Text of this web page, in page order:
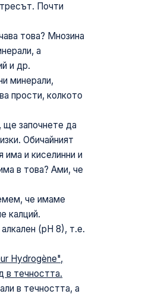
Почти
това? Мнозина
а
и др.
минерали,
прости, колкото
ще започнете да
Обичайният
има и киселинни и
в това? Ами, че
че имаме
калций.
(рН 8), т.е.
Hydrogène",
в течността.
в течността, а